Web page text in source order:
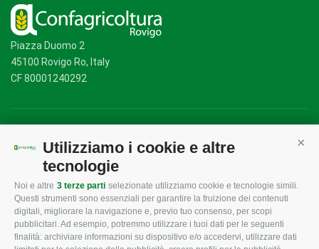
Utilizziamo i cookie e altre
tecnologie
Noi e altre 3 terze parti selezionate utilizziamo cookie e tecnologie simili.
Questi strumenti sono essenziali per garantire la fruizione dei contenuti
digitali, migliorare la navigazione e, previo tuo consenso, per scopi
pubblicitari. Ad esempio, potremmo utilizzare i tuoi dati per le seguenti
finalità: archiviare informazioni su dispositivo e/o accedervi, utilizzare dati
Piazza Duomo 2
45100 Rovigo Ro, Italy
CF 80001240292
CONFAGRICOLTURA
ROVIGO
L'Associazione
CONFAGRICOLTURA
INFORMA
Tecnico